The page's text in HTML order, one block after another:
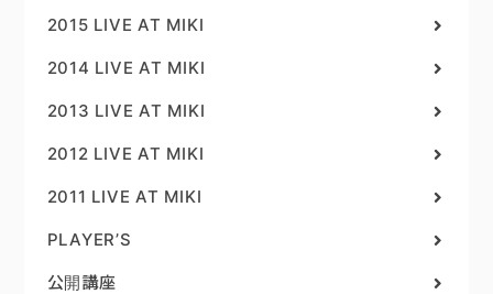
2015 LIVE AT MIKI
2014 LIVE AT MIKI
2013 LIVE AT MIKI
2012 LIVE AT MIKI
2011 LIVE AT MIKI
PLAYER’S
公開講座